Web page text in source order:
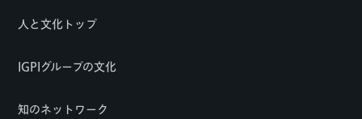
人と文化トップ
IGPIグループの文化
知のネットワーク